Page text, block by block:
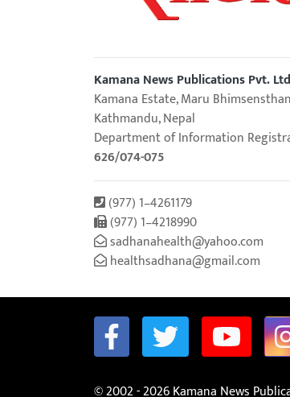
Kamana News Publications Pvt.
Kamana Estate, Maru
Kathmandu, Nepal
Department of Information
626/074-075
(977) 1–4261179
(977) 1–4218990
sadhanahealth@yahoo.com
healthsadhana@gmail.com
© 2002 - 2026 Kamana News